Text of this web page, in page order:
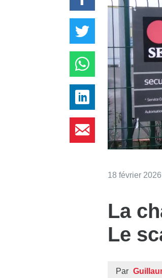
18 février 2026
La
Le
Par